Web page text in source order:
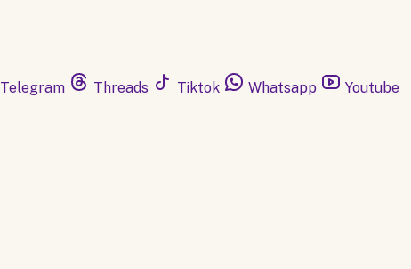
Telegram Threads Tiktok Whatsapp Youtube